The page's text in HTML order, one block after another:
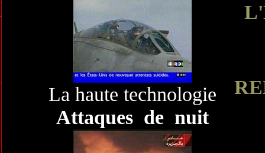
La haute technologie
Attaques de nuit